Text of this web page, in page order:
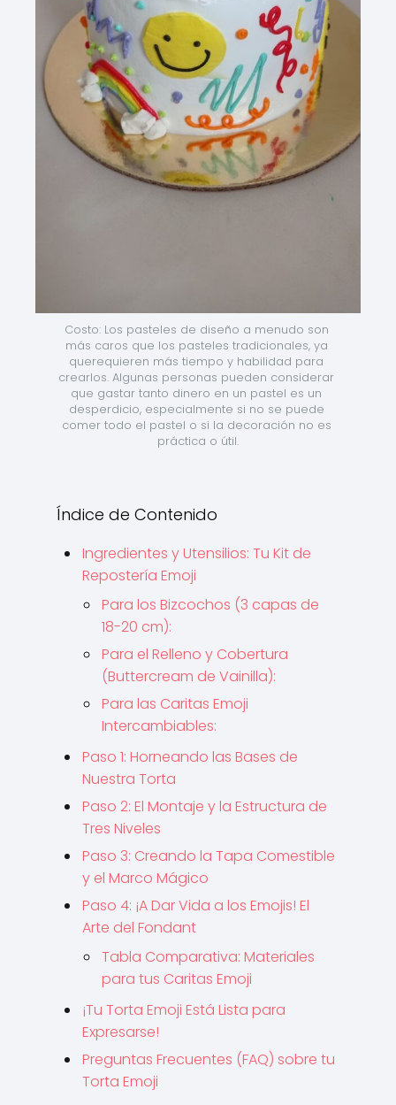
Costo: Los pasteles de diseño a menudo son
más caros que los pasteles tradicionales, ya
querequieren más tiempo y habilidad para
crearlos. Algunas personas pueden considerar
que gastar tanto dinero en un pastel es un
desperdicio, especialmente si no se puede
comer todo el pastel o si la decoración no es
práctica o útil.
Índice de Contenido
Ingredientes y Utensilios: Tu Kit de
Repostería Emoji
Para los Bizcochos (3 capas de
18-20 cm):
Para el Relleno y Cobertura
(Buttercream de Vainilla):
Para las Caritas Emoji
Intercambiables:
Paso 1: Horneando las Bases de
Nuestra Torta
Paso 2: El Montaje y la Estructura de
Tres Niveles
Paso 3: Creando la Tapa Comestible
y el Marco Mágico
Paso 4: ¡A Dar Vida a los Emojis! El
Arte del Fondant
Tabla Comparativa: Materiales
para tus Caritas Emoji
¡Tu Torta Emoji Está Lista para
Expresarse!
Preguntas Frecuentes (FAQ) sobre tu
Torta Emoji